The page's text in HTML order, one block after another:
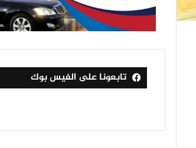
تابعونا على الفيس بوك